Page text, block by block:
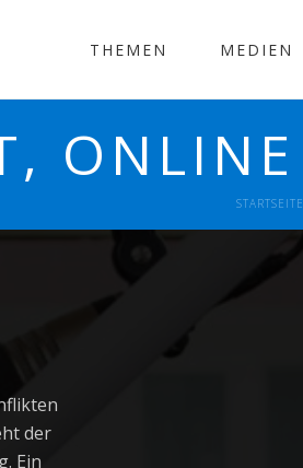
THEMEN MEDIEN
ONLINE
STARTSEITE
der
Ein